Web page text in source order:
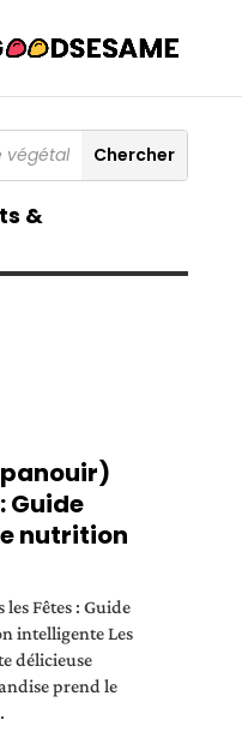
&
Guide
nutrition
Fêtes : Guide
intelligente Les
délicieuse
prend le